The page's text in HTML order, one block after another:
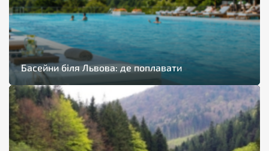
Басейни біля Львова: де поплавати